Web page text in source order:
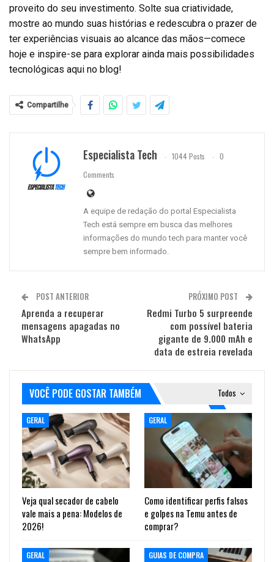
proveito do seu investimento. Solte sua criatividade,
mostre ao mundo suas histórias e redescubra o prazer de
ter experiências visuais ao alcance das mãos—comece
hoje e inspire-se para explorar ainda mais possibilidades
tecnológicas aqui no blog!
Compartilhe
Especialista Tech 1044 Posts
0
Comments
A equipe de redação do portal Especialista
Tech está sempre em busca das melhores
informações do mundo tech para manter você
sempre bem informado.
POST ANTERIOR
Aprenda a recuperar
mensagens apagadas no
WhatsApp
PRÓXIMO POST
Redmi Turbo 5 surpreende
com possível bateria
gigante de 9.000 mAh e
data de estreia revelada
Todos
VOCÊ PODE GOSTAR TAMBÉM
GERAL
Veja qual secador de cabelo
vale mais a pena: Modelos de
2026!
GERAL
Como identificar perfis falsos
e golpes na Temu antes de
comprar?
GERAL GUIAS DE COMPRA